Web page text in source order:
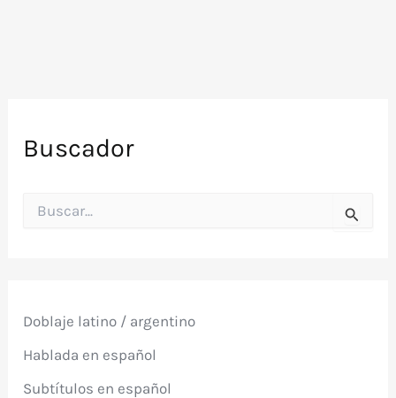
Buscador
o
:
Doblaje latino / argentino
Hablada en español
Subtítulos en español